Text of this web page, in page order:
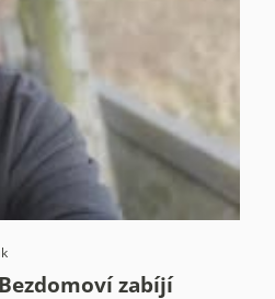
zabíjí